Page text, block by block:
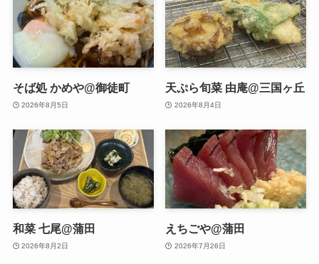
そば処 かめや@御徒町
2026年8月5日
天ぷら旬菜 由庵@三国ヶ丘
2026年8月4日
和菜 七尾@蒲田
2026年8月2日
えちごや@蒲田
2026年7月26日